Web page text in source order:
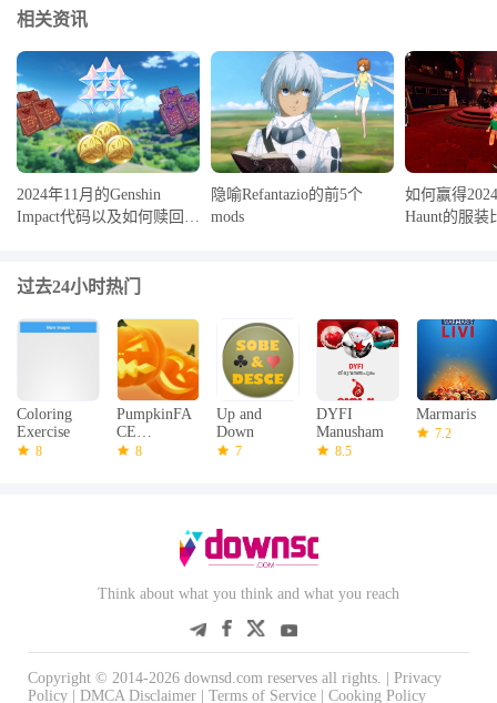
相关资讯
2024年11月的Genshin
Impact代码以及如何赎回它
隐喻Refantazio的前5个
mods
如何赢得
Haunt的服装
过去24小时热门
Coloring
Exercise
8
PumpkinFA
CE
printable
8
Up and
Down
7
DYFI
Manusham
8.5
Marmaris
7.2
Think about what you think and what you reach
Copyright © 2014-2026 downsd.com reserves all rights. | Privacy
Policy
DMCA Disclaimer Terms of Service Cooking Policy